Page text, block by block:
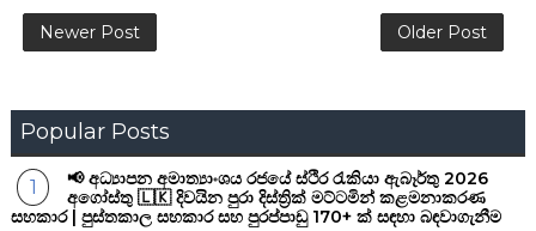
Newer Post Older Post
Popular Posts
📢 අධ්‍යාපන අමාත්‍යාංශය රජයේ ස්ථිර රැකියා ඇබෑර්තු 2026
අගෝස්තු 🇱🇰 දිවයින පුරා දිස්ත්‍රික් මට්ටමින් කළමනාකරණ
සහකාර | පුස්තකාල සහකාර සහ පුරප්පාඩු 170+ ක් සඳහා බඳවාගැනීම